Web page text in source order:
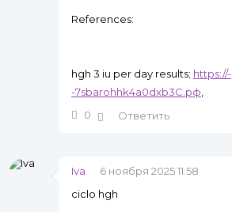
References:
hgh 3 iu per day results; https://-
-7sbarohhk4a0dxb3C.рф
0
Ответить
Iva
6 ноября 2025 11:58
ciclo hgh